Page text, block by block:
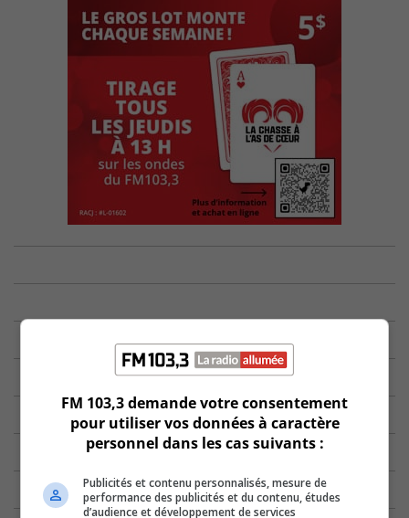
FM 103,3 demande votre consentement
pour utiliser vos données à caractère
personnel dans les cas suivants :
Publicités et contenu personnalisés, mesure de
performance des publicités et du contenu, études
d’audience et développement de services